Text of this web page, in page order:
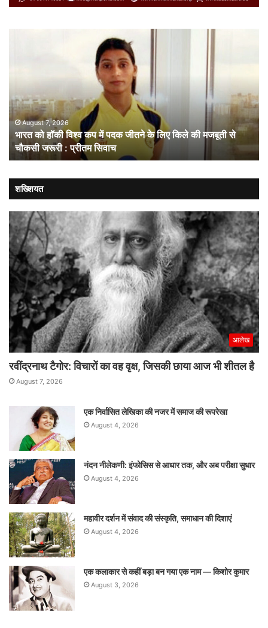
पदक
जीतने
के
लिए
किले
मजबूती
से
चौकसी
जरूरी
:
प्रीतम
सिवाच
August 7, 2026
भारत को हॉकी विश्व कप में पदक जीतने के लिए किले की मजबूती से
चौकसी जरूरी : प्रीतम सिवाच
शख्शियत
आलेख
रवींद्रनाथ टैगोर: विचारों का वह वृक्ष, जिसकी छाया आज भी शीतल है
August 7, 2026
एक निर्वासित लेखिका की नजर में समाज की रूपरेखा
August 4, 2026
नंदन नीलेकणी: इंफोसिस से आधार तक, और अब परीक्षा सुधार
August 4, 2026
महावीर दर्शन में संवाद की संस्कृति, समाधान की दिशाएं
August 4, 2026
एक कलाकार से कहीं बड़ा बन गया एक नाम — किशोर कुमार
August 3, 2026